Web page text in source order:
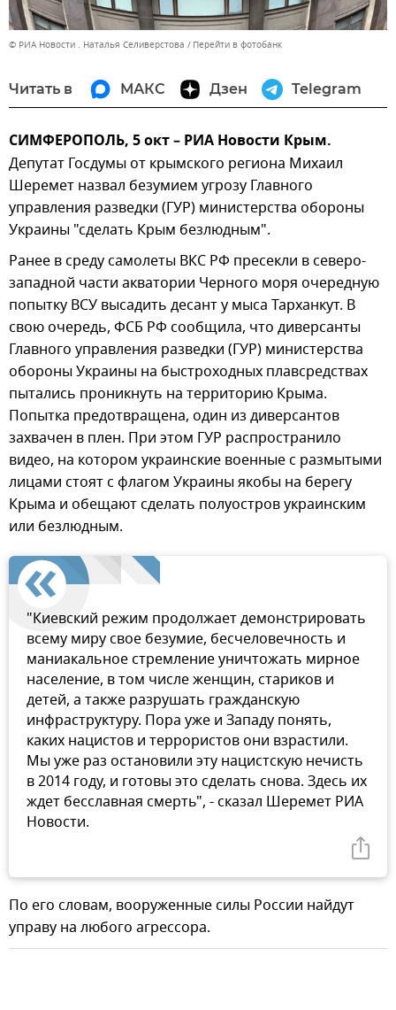
© РИА Новости . Наталья Селиверстова Перейти в фотобанк
Читать в МАКС Дзен Telegram
СИМФЕРОПОЛЬ, 5 окт – РИА Новости Крым.
Депутат Госдумы от крымского региона Михаил
Шеремет назвал безумием угрозу Главного
управления разведки (ГУР) министерства обороны
Украины "сделать Крым безлюдным".
Ранее в среду самолеты ВКС РФ пресекли в северо-
западной части акватории Черного моря очередную
попытку ВСУ высадить десант у мыса Тарханкут. В
свою очередь, ФСБ РФ сообщила, что диверсанты
Главного управления разведки (ГУР) министерства
обороны Украины на быстроходных плавсредствах
пытались проникнуть на территорию Крыма.
Попытка предотвращена, один из диверсантов
захвачен в плен. При этом ГУР распространило
видео, на котором украинские военные с размытыми
лицами стоят с флагом Украины якобы на берегу
Крыма и обещают сделать полуостров украинским
или безлюдным.
"Киевский режим продолжает демонстрировать
всему миру свое безумие, бесчеловечность и
маниакальное стремление уничтожать мирное
население, в том числе женщин, стариков и
детей, а также разрушать гражданскую
инфраструктуру. Пора уже и Западу понять,
каких нацистов и террористов они взрастили.
Мы уже раз остановили эту нацистскую нечисть
в 2014 году, и готовы это сделать снова. Здесь их
ждет бесславная смерть", - сказал Шеремет РИА
Новости.
По его словам, вооруженные силы России найдут
управу на любого агрессора.